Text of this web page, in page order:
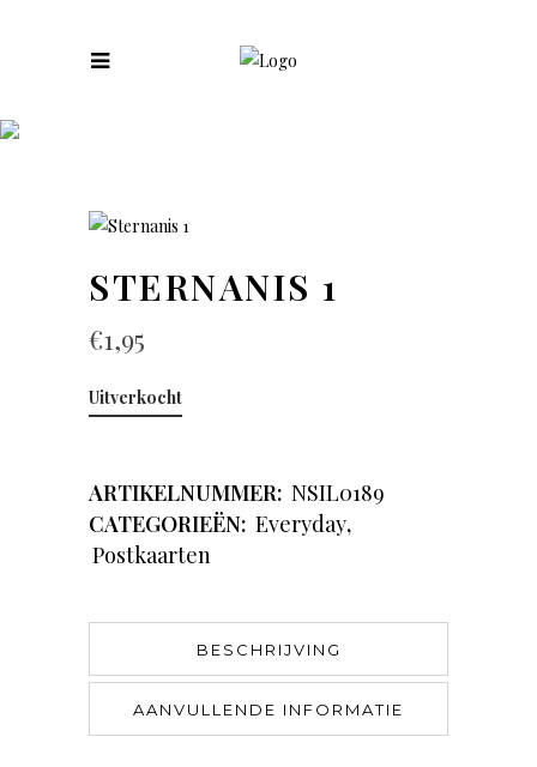
STERNANIS 1
€1,95
Uitverkocht
ARTIKELNUMMER: NSIL0189
CATEGORIEËN: Everyday,
Postkaarten
BESCHRIJVING
AANVULLENDE INFORMATIE